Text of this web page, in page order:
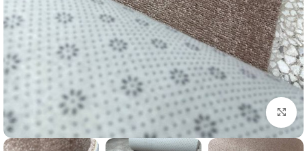
بزرگنمایی تصویر